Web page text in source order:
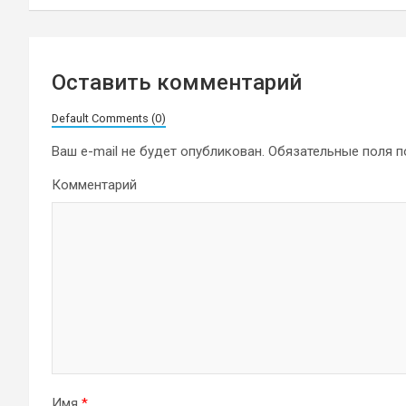
Оставить комментарий
Default Comments (0)
Ваш e-mail не будет опубликован. Обязательные поля
Комментарий